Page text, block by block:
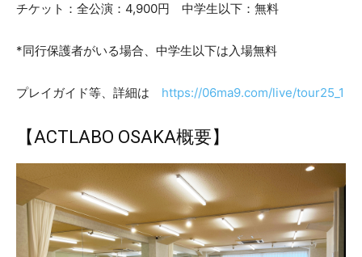
チケット：全公演：4,900円 中学生以下：無料
*同行保護者がいる場合、中学生以下は入場無料
プレイガイド等、詳細は https://06ma9.com/live/tour25_1
【ACTLABO OSAKA概要】